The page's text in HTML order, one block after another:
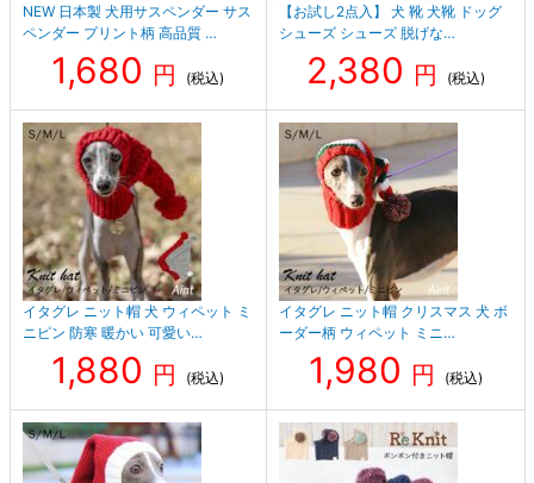
NEW 日本製 犬用サスペンダー サス
ペンダー プリント柄 高品質 …
1,680 円 (税込)
【お試し2点入】 犬 靴 犬靴 ドッグ
シューズ シューズ 脱げな…
2,380 円 (税込)
イタグレ ニット帽 犬 ウィペット ミ
ニピン 防寒 暖かい 可愛い…
1,880 円 (税込)
イタグレ ニット帽 クリスマス 犬 ボ
ーダー柄 ウィペット ミニ…
1,980 円 (税込)